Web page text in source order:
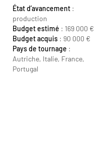
État d’avancement :
production
Budget estimé : 169 000 €
Budget acquis : 90 000 €
Pays de tournage :
Autriche, Italie, France,
Portugal